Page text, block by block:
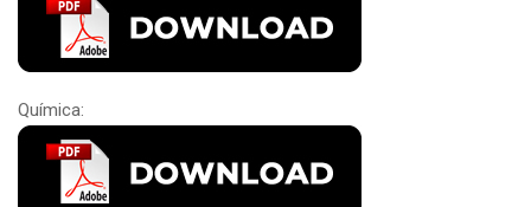
Química: